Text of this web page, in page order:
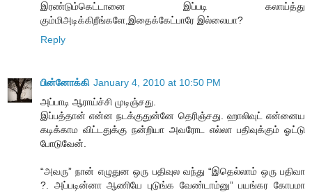
இரண்டும்கெட்டானை இப்படி கலாய்த்து
கும்மிஅடிக்கிறீங்களே,இதைக்கேட்பாரே இல்லையா?
Reply
பின்னோக்கி January 4, 2010 at 10:50 PM
அப்பாடி ஆராய்ச்சி முடிஞ்சது.
இப்பத்தான் என்ன நடக்குதுன்னே தெரிஞ்சது. ஹாலிவுட் என்னைய
கடிக்காம விட்டதுக்கு நன்றியா அவரோட எல்லா பதிவுக்கும் ஓட்டு
போடுவேன்.
“அவரு” நான் எழுதுன ஒரு பதிவுல வந்து “இதெல்லாம் ஒரு பதிவா
?. அப்படின்னா ஆணியே புடுங்க வேண்டாம்னு” பயங்கர கோபமா